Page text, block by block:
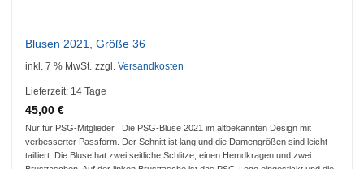
Blusen 2021, Größe 36
inkl. 7 % MwSt. zzgl.Versandkosten
Lieferzeit: 14 Tage
45,00€
Nur für PSG-Mitglieder Die PSG-Bluse 2021 im altbekannten Design mit
verbesserter Passform. Der Schnitt ist lang und die Damengrößen sind leicht
tailliert. Die Bluse hat zwei seitliche Schlitze, einen Hemdkragen und zwei